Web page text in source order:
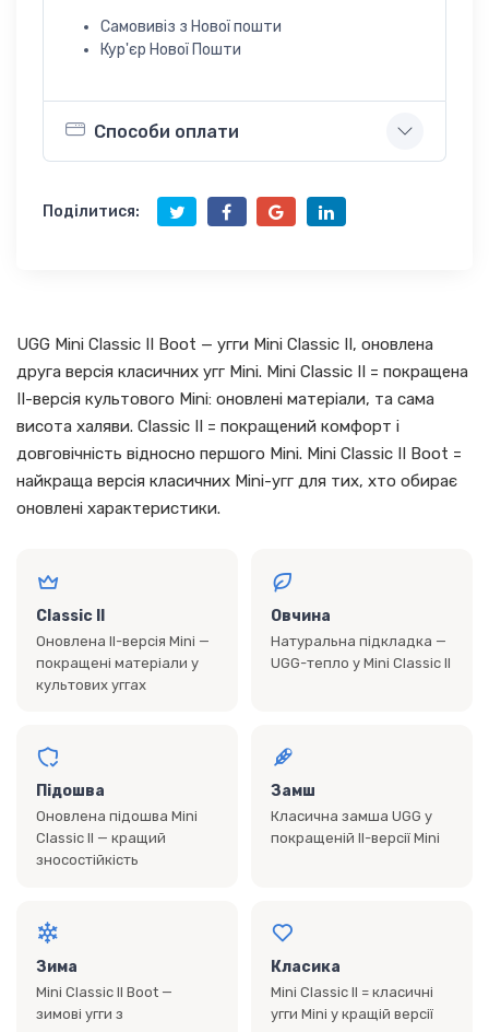
Самовивіз з Нової пошти
Кур'єр Нової Пошти
Способи оплати
Поділитися:
UGG Mini Classic II Boot — угги Mini Classic II, оновлена
друга версія класичних угг Mini. Mini Classic II = покращена
II-версія культового Mini: оновлені матеріали, та сама
висота халяви. Classic II = покращений комфорт і
довговічність відносно першого Mini. Mini Classic II Boot =
найкраща версія класичних Mini-угг для тих, хто обирає
оновлені характеристики.
Classic II
Оновлена II-версія Mini —
покращені матеріали у
культових уггах
Овчина
Натуральна підкладка —
UGG-тепло у Mini Classic II
Підошва
Оновлена підошва Mini
Classic II — кращий
зносостійкість
Замш
Класична замша UGG у
покращеній II-версії Mini
Зима
Mini Classic II Boot —
зимові угги з
Класика
Mini Classic II = класичні
угги Mini у кращій версії